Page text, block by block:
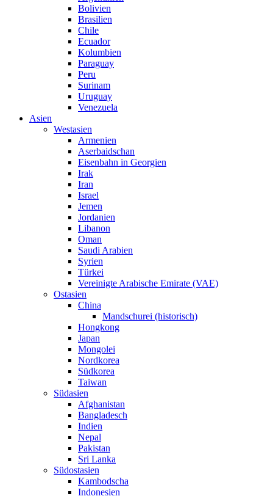
Bolivien
Brasilien
Chile
Ecuador
Kolumbien
Paraguay
Peru
Surinam
Uruguay
Venezuela
Asien
Westasien
Armenien
Aserbaidschan
Eisenbahn in Georgien
Irak
Iran
Israel
Jemen
Jordanien
Libanon
Oman
Saudi Arabien
Syrien
Türkei
Vereinigte Arabische Emirate (VAE)
Ostasien
China
Mandschurei (historisch)
Hongkong
Japan
Mongolei
Nordkorea
Südkorea
Taiwan
Südasien
Afghanistan
Bangladesch
Indien
Nepal
Pakistan
Sri Lanka
Südostasien
Kambodscha
Indonesien